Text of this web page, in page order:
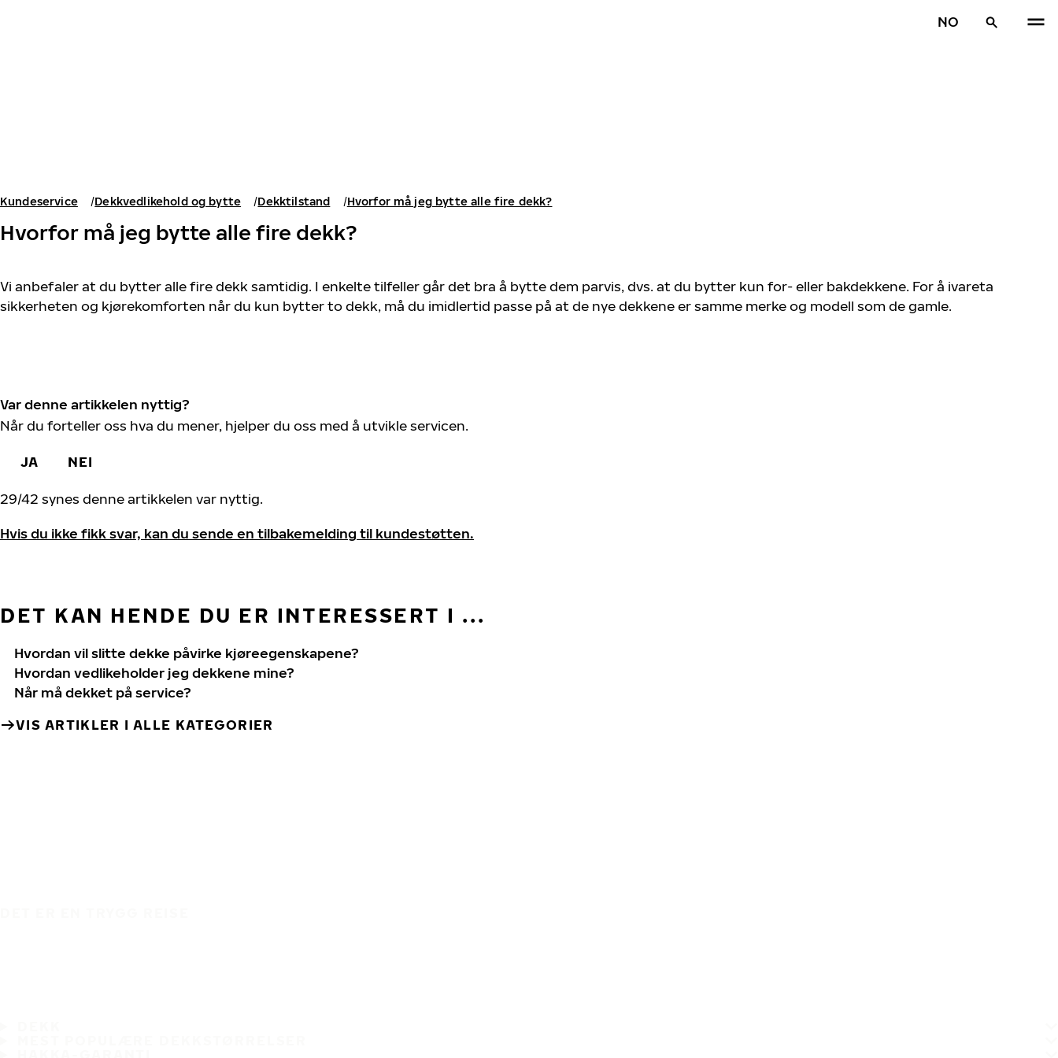
NO
Kundeservice Dekkvedlikehold og bytte Dekktilstand Hvorfor må jeg bytte alle fire dekk?
Hvorfor må jeg bytte alle fire dekk?
Vi anbefaler at du bytter alle fire dekk samtidig. I enkelte tilfeller går det bra å bytte dem parvis, dvs. at du bytter kun for- eller bakdekkene. For å ivareta
sikkerheten og kjørekomforten når du kun bytter to dekk, må du imidlertid passe på at de nye dekkene er samme merke og modell som de gamle.
Var denne artikkelen nyttig?
Når du forteller oss hva du mener, hjelper du oss med å utvikle servicen.
JA NEI
29/42 synes denne artikkelen var nyttig.
Hvis du ikke fikk svar, kan du sende en tilbakemelding til kundestøtten.
DET KAN HENDE DU ER INTERESSERT I ...
Hvordan vil slitte dekke påvirke kjøreegenskapene?
Hvordan vedlikeholder jeg dekkene mine?
Når må dekket på service?
VIS ARTIKLER I ALLE KATEGORIER